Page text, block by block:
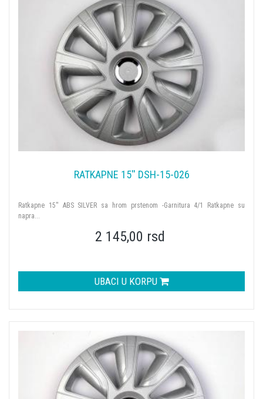
RATKAPNE 15'' DSH-15-026
Ratkapne 15'' ABS SILVER sa hrom prstenom -Garnitura 4/1 Ratkapne su
napra...
2 145,00 rsd
UBACI U KORPU